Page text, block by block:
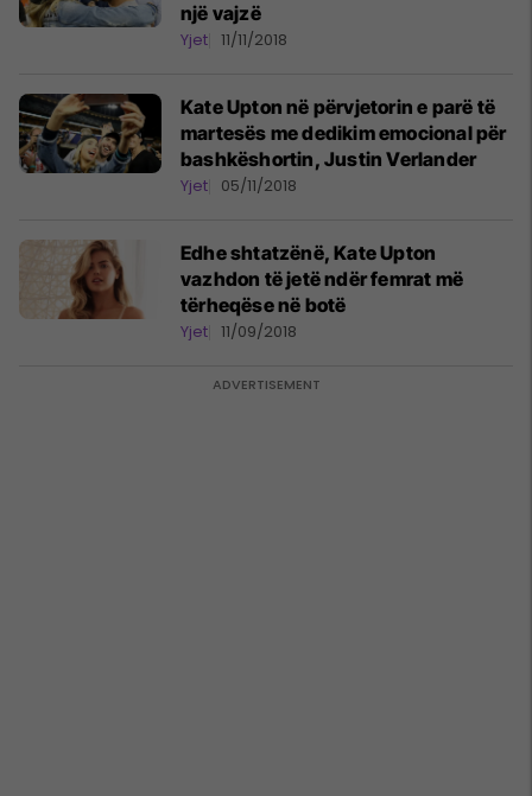
një vajzë
Yjet 11/11/2018
Kate Upton në përvjetorin e parë të
martesës me dedikim emocional për
bashkëshortin, Justin Verlander
Yjet 05/11/2018
Edhe shtatzënë, Kate Upton
vazhdon të jetë ndër femrat më
tërheqëse në botë
Yjet 11/09/2018